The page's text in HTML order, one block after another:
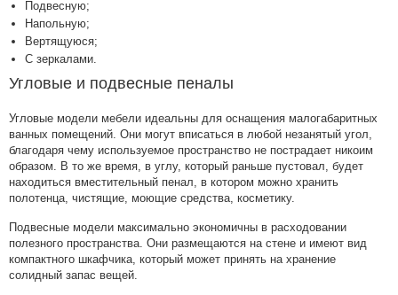
Подвесную;
Напольную;
Вертящуюся;
С зеркалами.
Угловые и подвесные пеналы
Угловые модели мебели идеальны для оснащения малогабаритных
ванных помещений. Они могут вписаться в любой незанятый угол,
благодаря чему используемое пространство не пострадает никоим
образом. В то же время, в углу, который раньше пустовал, будет
находиться вместительный пенал, в котором можно хранить
полотенца, чистящие, моющие средства, косметику.
Подвесные модели максимально экономичны в расходовании
полезного пространства. Они размещаются на стене и имеют вид
компактного шкафчика, который может принять на хранение
солидный запас вещей.